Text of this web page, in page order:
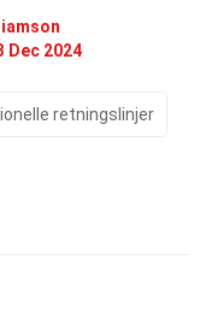
Dec 2024
retningslinjer